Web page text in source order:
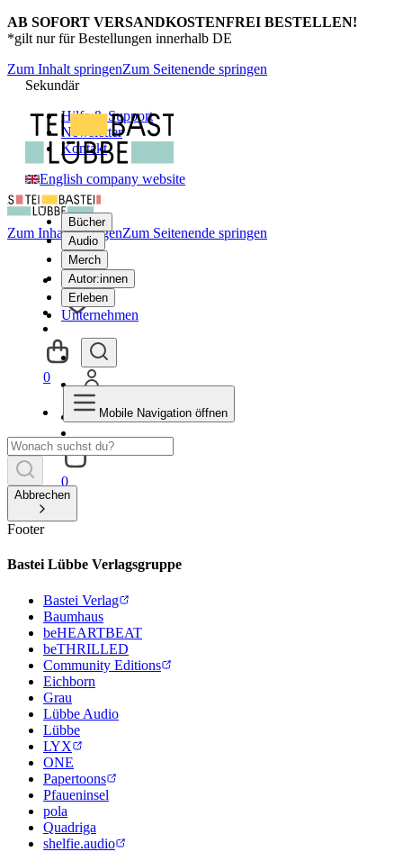
AB SOFORT VERSANDKOSTENFREI BESTELLEN!
*gilt nur für Bestellungen innerhalb DE
Zum Inhalt springenZum Seitenende springen
Sekundär
Hilfe & Support
Newsletter
Kontakt
English company website
Bücher
Audio
Merch
Autor:innen
Erleben
Unternehmen
0
Zum Inhalt springenZum Seitenende springen
0
Mobile Navigation öffnen
Abbrechen
Footer
Bastei Lübbe Verlagsgruppe
Bastei Verlag
Baumhaus
beHEARTBEAT
beTHRILLED
Community Editions
Eichborn
Grau
Lübbe Audio
Lübbe
LYX
ONE
Papertoons
Pfaueninsel
pola
Quadriga
shelfie.audio